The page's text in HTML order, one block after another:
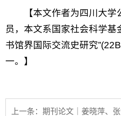
【本文作者为四川大
员，本文系 国家社会科学基
书馆界国际交流史研究
一。】
上一条：期刊论文｜姜晓萍、